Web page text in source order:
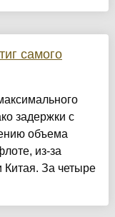
самого
задержки с
объема
из-за
Китая. За четыре